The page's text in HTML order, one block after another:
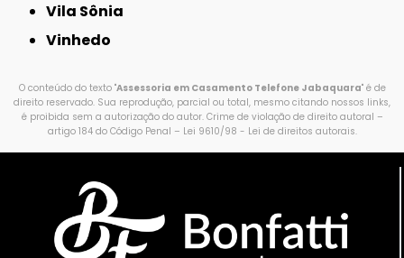
Vila Sônia
Vinhedo
O conteúdo do texto "Assessoria em Casamento Telefone Jabaquara" é de
direito reservado. Sua reprodução, parcial ou total, mesmo citando nossos links,
é proibida sem a autorização do autor. Crime de violação de direito autoral –
artigo 184 do Código Penal – Lei 9610/98 - Lei de direitos autorais.